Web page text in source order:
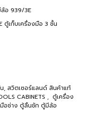
ล้อ 939/3E
เก็บเครื่องมือ 3 ชั้น
, สวิตเซอร์แลนด์ สินค้าแท้
CABINETS , ตู้เครื่อง
อช่าง ตู้ลิ้นชัก ตู้มีล้อ